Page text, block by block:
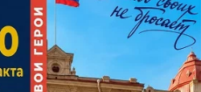
кафе после
посетителей